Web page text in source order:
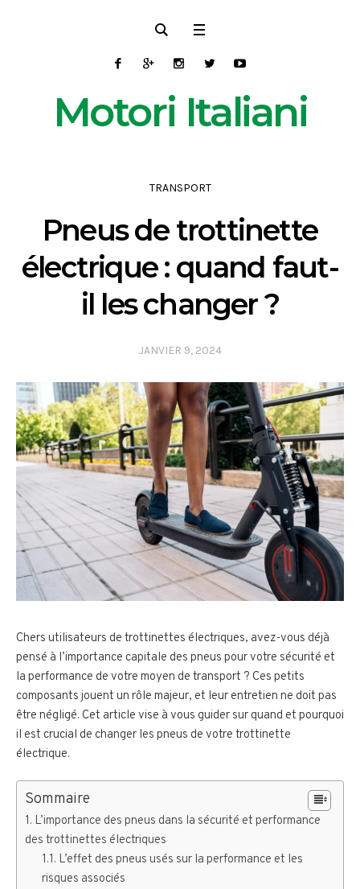
Motori Italiani
TRANSPORT
Pneus de trottinette
électrique : quand faut-
il les changer ?
JANVIER 9, 2024
Chers utilisateurs de trottinettes électriques, avez-vous déjà
pensé à l’importance capitale des pneus pour votre sécurité et
la performance de votre moyen de transport ? Ces petits
composants jouent un rôle majeur, et leur entretien ne doit pas
être négligé. Cet article vise à vous guider sur quand et pourquoi
il est crucial de changer les pneus de votre trottinette
électrique.
Sommaire
L’importance des pneus dans la sécurité et performance
des trottinettes électriques
L’effet des pneus usés sur la performance et les
risques associés